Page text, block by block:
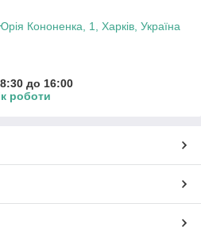
Кононенка, 1, Харків, Україна
до 16:00
роботи